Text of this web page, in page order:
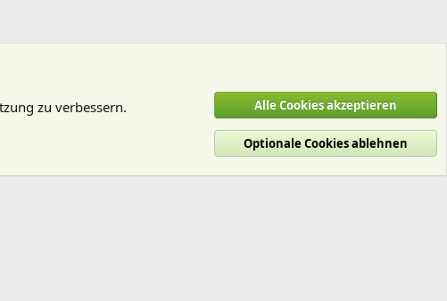
Datenschutz Hilfe und Impressum Start
R
zu verbessern.
Alle Cookies akzeptieren
Optionale Cookies ablehnen